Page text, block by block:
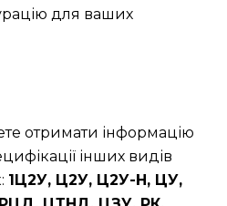
для ваших
отримати інформацію
інших видів
1Ц2У, Ц2У, Ц2У-Н, ЦУ,